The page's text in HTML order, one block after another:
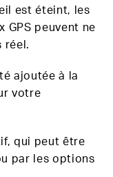
est éteint, les
peuvent ne
réel.
ajoutée à la
votre
qui peut être
par les options